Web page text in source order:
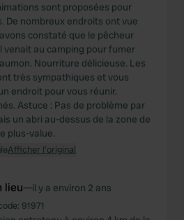
sont proposées pour
De nombreux endroits ont vue
constaté que le pêcheur
venait au camping pour fumer
Nourriture délicieuse. Les
très sympathiques et vous
endroit pour vous réunir.
Astuce : Pas de problème par
un abri au-dessus de la zone de
plus-value.
Afficher l'original
lieu—il y a environ 2 ans
91971